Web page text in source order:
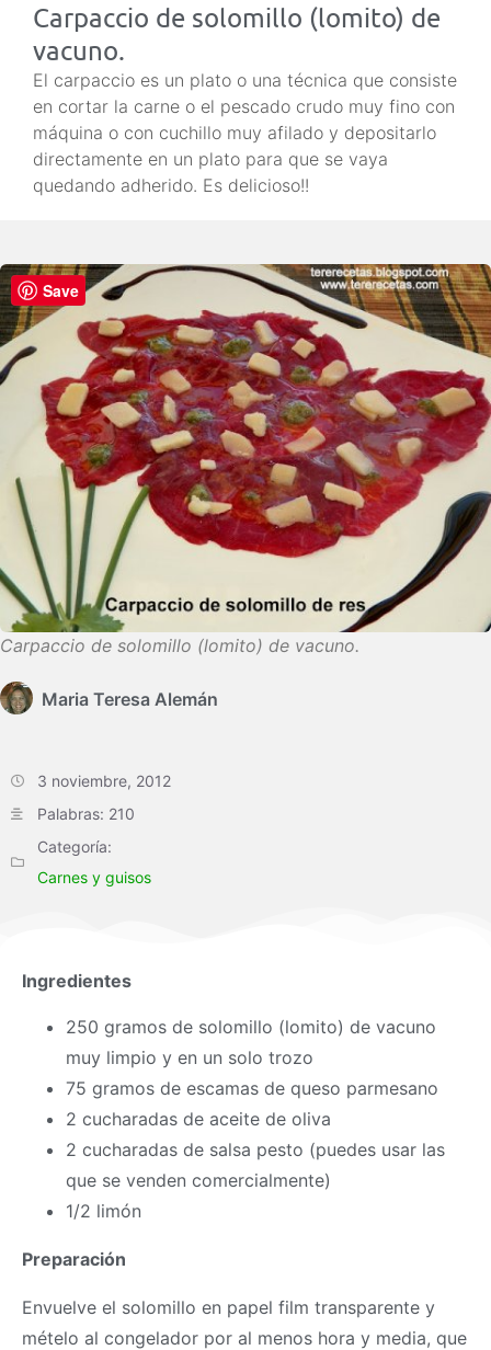
Carpaccio de solomillo (lomito) de
vacuno.
El carpaccio es un plato o una técnica que consiste
en cortar la carne o el pescado crudo muy fino con
máquina o con cuchillo muy afilado y depositarlo
directamente en un plato para que se vaya
quedando adherido. Es delicioso!!
Carpaccio de solomillo (lomito) de vacuno.
Maria Teresa Alemán
3 noviembre, 2012
Palabras: 210
Categoría:
Carnes y guisos
Ingredientes
250 gramos de solomillo (lomito) de vacuno
muy limpio y en un solo trozo
75 gramos de escamas de queso parmesano
2 cucharadas de aceite de oliva
2 cucharadas de salsa pesto (puedes usar las
que se venden comercialmente)
1/2 limón
Preparación
Envuelve el solomillo en papel film transparente y
mételo al congelador por al menos hora y media, que
Save